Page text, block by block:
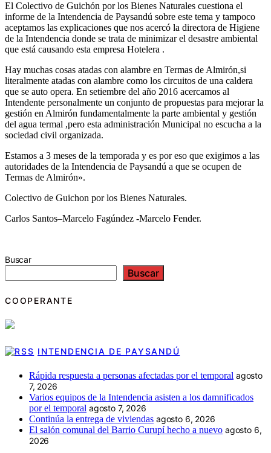
El Colectivo de Guichón por los Bienes Naturales cuestiona el
informe de la Intendencia de Paysandú sobre este tema y tampoco
aceptamos las explicaciones que nos acercó la directora de Higiene
de la Intendencia donde se trata de minimizar el desastre ambiental
que está causando esta empresa Hotelera .
Hay muchas cosas atadas con alambre en Termas de Almirón,si
literalmente atadas con alambre como los circuitos de una caldera
que se auto opera. En setiembre del año 2016 acercamos al
Intendente personalmente un conjunto de propuestas para mejorar la
gestión en Almirón fundamentalmente la parte ambiental y gestión
del agua termal ,pero esta administración Municipal no escucha a la
sociedad civil organizada.
Estamos a 3 meses de la temporada y es por eso que exigimos a las
autoridades de la Intendencia de Paysandú a que se ocupen de
Termas de Almirón».
Colectivo de Guichon por los Bienes Naturales.
Carlos Santos–Marcelo Fagúndez -Marcelo Fender.
Buscar
Buscar
COOPERANTE
INTENDENCIA DE PAYSANDÚ
Rápida respuesta a personas afectadas por el temporal agosto
7, 2026
Varios equipos de la Intendencia asisten a los damnificados
por el temporal agosto 7, 2026
Continúa la entrega de viviendas agosto 6, 2026
El salón comunal del Barrio Curupí hecho a nuevo agosto 6,
2026